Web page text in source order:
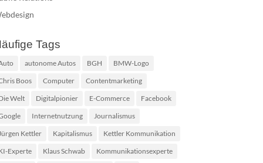
Tags
autonome Autos BGH
BMW-Logo
Boos
Computer
Contentmarketing
Welt
Digitalpionier E-Commerce
Facebook
Internetnutzung
Journalismus
Jürgen Kettler
Kapitalismus
Kettler Kommunikation
Experte
Klaus Schwab
Kommunikationsexperte